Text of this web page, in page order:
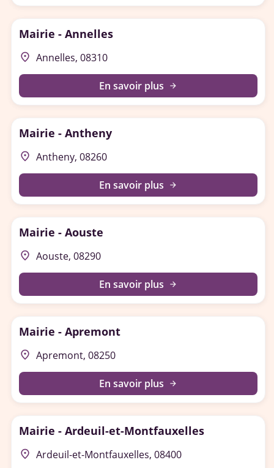
Mairie - Annelles
place Annelles, 08310
En savoir plus arrow_forward
Mairie - Antheny
place Antheny, 08260
En savoir plus arrow_forward
Mairie - Aouste
place Aouste, 08290
En savoir plus arrow_forward
Mairie - Apremont
place Apremont, 08250
En savoir plus arrow_forward
Mairie - Ardeuil-et-Montfauxelles
place Ardeuil-et-Montfauxelles, 08400